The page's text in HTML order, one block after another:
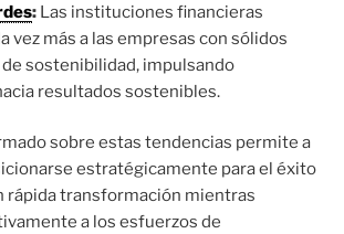
: Las instituciones financieras
vez más a las empresas con sólidos
sostenibilidad, impulsando
resultados sostenibles.
sobre estas tendencias permite a
estratégicamente para el éxito
rápida transformación mientras
a los esfuerzos de